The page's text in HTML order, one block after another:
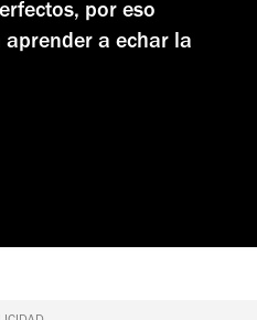
por eso
a echar la